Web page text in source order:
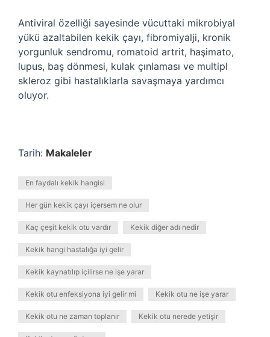
Antiviral özelliği sayesinde vücuttaki mikrobiyal
yükü azaltabilen kekik çayı, fibromiyalji, kronik
yorgunluk sendromu, romatoid artrit, haşimato,
lupus, baş dönmesi, kulak çınlaması ve multipl
skleroz gibi hastalıklarla savaşmaya yardımcı
oluyor.
Tarih: Makaleler
En faydalı kekik hangisi
Her gün kekik çayı içersem ne olur
Kaç çeşit kekik otu vardır Kekik diğer adı nedir
Kekik hangi hastalığa iyi gelir
Kekik kaynatılıp içilirse ne işe yarar
Kekik otu enfeksiyona iyi gelir mi Kekik otu ne işe yarar
Kekik otu ne zaman toplanır Kekik otu nerede yetişir